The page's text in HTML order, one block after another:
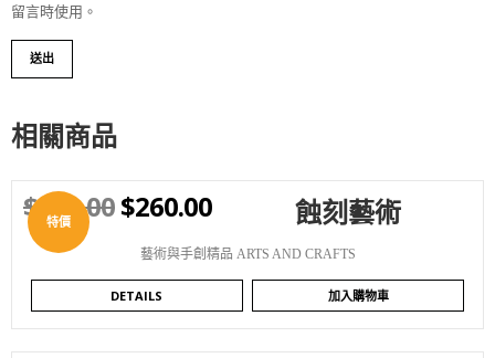
留言時使用。
相關商品
特價
WISHLIST
$350.00$260.00 蝕刻藝術
藝術與手創精品 ARTS AND CRAFTS
DETAILS 加入購物車